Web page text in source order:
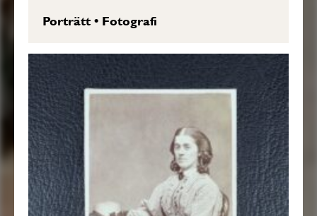
Porträtt• Fotografi